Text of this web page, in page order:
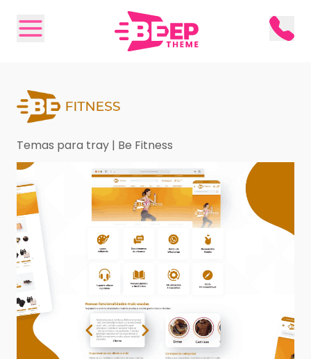
Temas para tray | Be Fitness